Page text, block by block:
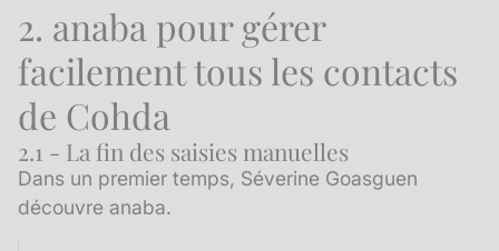
2. anaba pour gérer
facilement tous les contacts
de Cohda
2.1 - La fin des saisies manuelles
Dans un premier temps, Séverine Goasguen
découvre anaba.